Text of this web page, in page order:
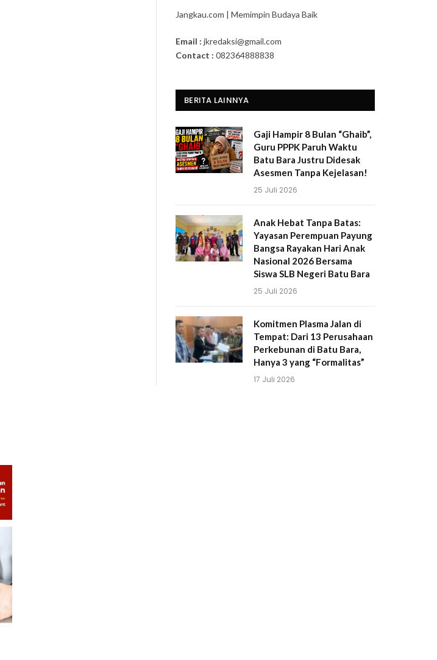
Jangkau.com | Memimpin Budaya Baik
Email : jkredaksi@gmail.com
Contact : 082364888838
BERITA LAINNYA
Gaji Hampir 8 Bulan “Ghaib”,
Guru PPPK Paruh Waktu
Batu Bara Justru Didesak
Asesmen Tanpa Kejelasan!
25 Juli 2026
Anak Hebat Tanpa Batas:
Yayasan Perempuan Payung
Bangsa Rayakan Hari Anak
Nasional 2026 Bersama
Siswa SLB Negeri Batu Bara
25 Juli 2026
Komitmen Plasma Jalan di
Tempat: Dari 13 Perusahaan
Perkebunan di Batu Bara,
Hanya 3 yang “Formalitas”
17 Juli 2026